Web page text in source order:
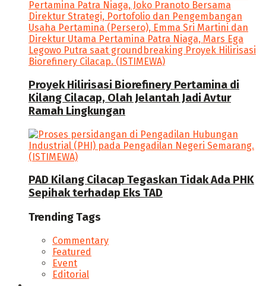
Proyek Hilirisasi Biorefinery Pertamina di
Kilang Cilacap, Olah Jelantah Jadi Avtur
Ramah Lingkungan
PAD Kilang Cilacap Tegaskan Tidak Ada PHK
Sepihak terhadap Eks TAD
Trending Tags
Commentary
Featured
Event
Editorial